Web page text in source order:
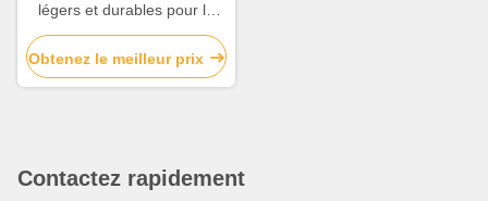
légers et durables pour la
décoration de façades et de
couvertures de bâtiments
Obtenez le meilleur prix
Contactez rapidement